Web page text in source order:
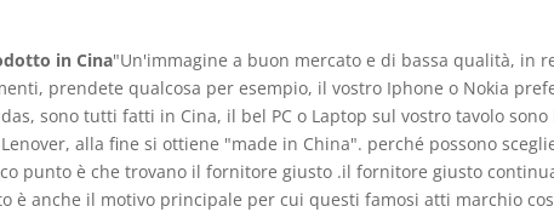
in Cina"Un'immagine a buon mercato e di bassa qualità, in
prendete qualcosa per esempio, il vostro Iphone o Nokia
sono tutti fatti in Cina, il bel PC o Laptop sul vostro tavolo
alla fine si ottiene "made in China". perché possono
punto è che trovano il fornitore giusto .il fornitore giusto
è anche il motivo principale per cui questi famosi atti marchio